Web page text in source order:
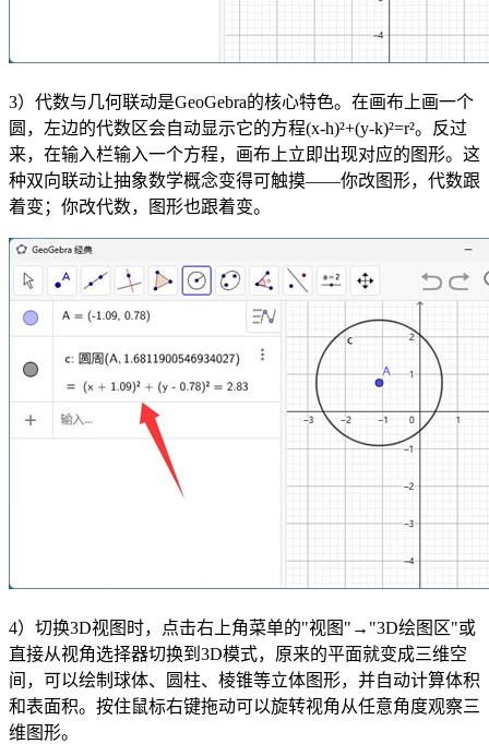
3）代数与几何联动是GeoGebra的核心特色。在画布上画一个
圆，左边的代数区会自动显示它的方程(x-h)²+(y-k)²=r²。反过
来，在输入栏输入一个方程，画布上立即出现对应的图形。这
种双向联动让抽象数学概念变得可触摸——你改图形，代数跟
着变；你改代数，图形也跟着变。
4）切换3D视图时，点击右上角菜单的"视图"→"3D绘图区"或
直接从视角选择器切换到3D模式，原来的平面就变成三维空
间，可以绘制球体、圆柱、棱锥等立体图形，并自动计算体积
和表面积。按住鼠标右键拖动可以旋转视角从任意角度观察三
维图形。